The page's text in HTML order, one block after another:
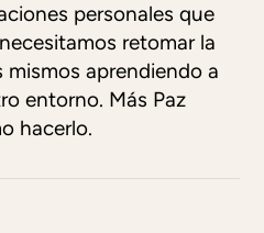
personales que
retomar la
aprendiendo a
entorno. Más Paz
hacerlo.